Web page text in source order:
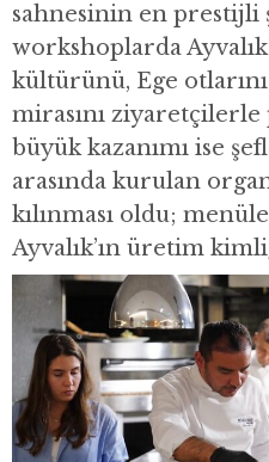
sahnesinin en prestijli
workshoplarda
kültürünü, Ege
mirasını ziyaretçilerle
büyük kazanımı ise
arasında kurulan
kılınması oldu;
Ayvalık’ın üretim